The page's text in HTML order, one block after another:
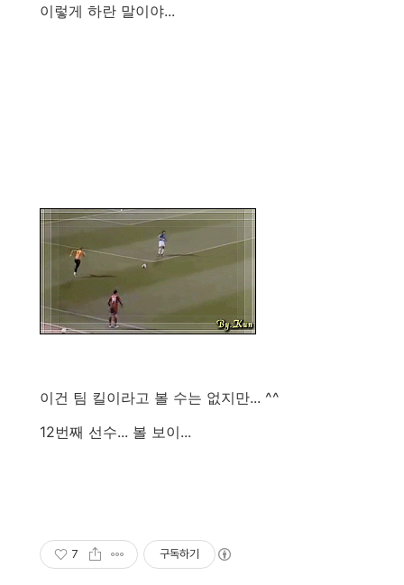
이렇게 하란 말이야...
이건 팀 킬이라고 볼 수는 없지만... ^^
12번째 선수... 볼 보이...
7 구독하기